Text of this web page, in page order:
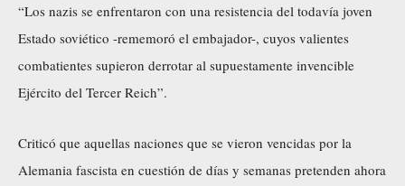
“Los nazis se enfrentaron con una resistencia del todavía joven
Estado soviético -rememoró el embajador-, cuyos valientes
combatientes supieron derrotar al supuestamente invencible
Ejército del Tercer Reich”.
Criticó que aquellas naciones que se vieron vencidas por la
Alemania fascista en cuestión de días y semanas pretenden ahora